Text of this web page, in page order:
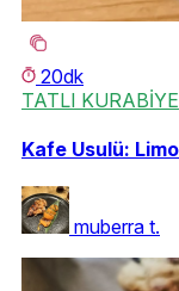
20dk
TATLI KURABİYE
Kafe Usulü:
muberra t.